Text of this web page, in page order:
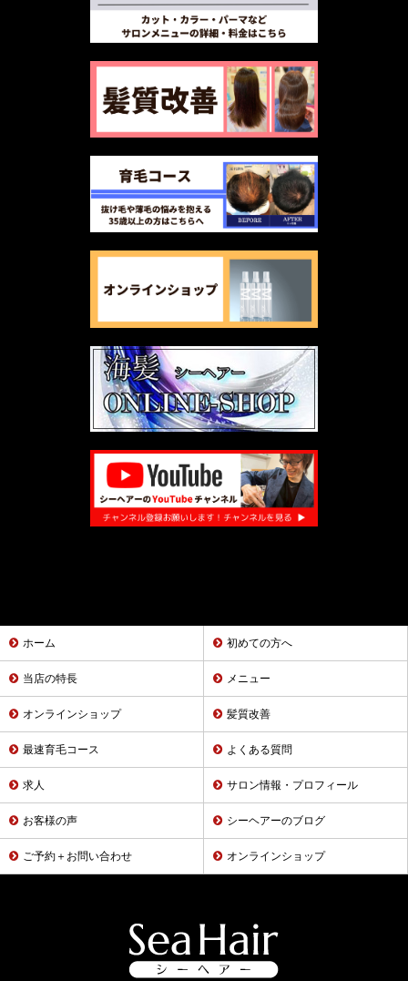
ホーム 初めての方へ
当店の特長 メニュー
オンラインショップ 髪質改善
最速育毛コース よくある質問
求人 サロン情報・プロフィール
お客様の声 シーヘアーのブログ
ご予約＋お問い合わせ オンラインショップ